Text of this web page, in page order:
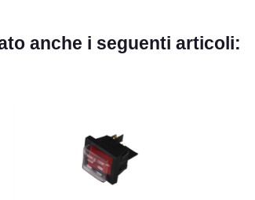
anche i seguenti articoli: